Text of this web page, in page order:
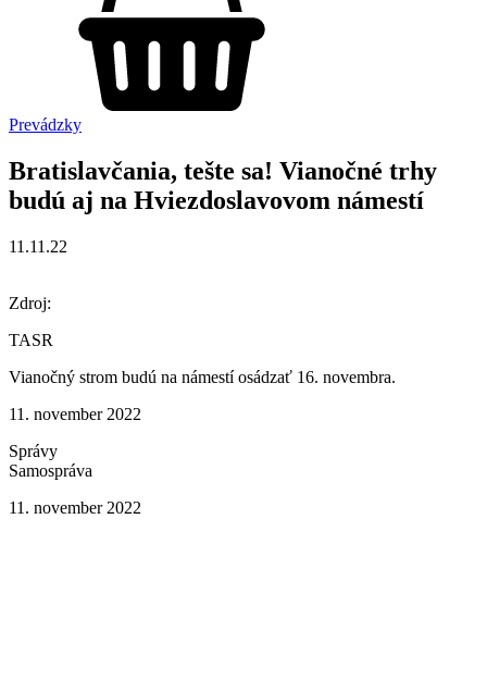
Prevádzky
Bratislavčania, tešte sa! Vianočné trhy
budú aj na Hviezdoslavovom námestí
11.11.22
Zdroj:
TASR
Vianočný strom budú na námestí osádzať 16. novembra.
11. november 2022
Správy
Samospráva
11. november 2022